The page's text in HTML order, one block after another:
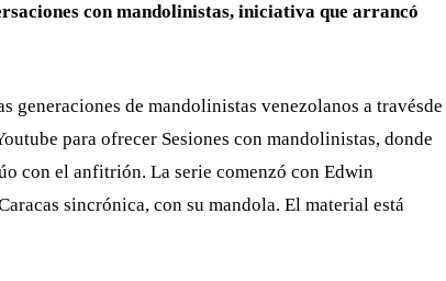
con mandolinistas, iniciativa que arrancó
generaciones de mandolinistas venezolanos a travésde
para ofrecer Sesiones con mandolinistas, donde
con el anfitrión. La serie comenzó con Edwin
sincrónica, con su mandola. El material está